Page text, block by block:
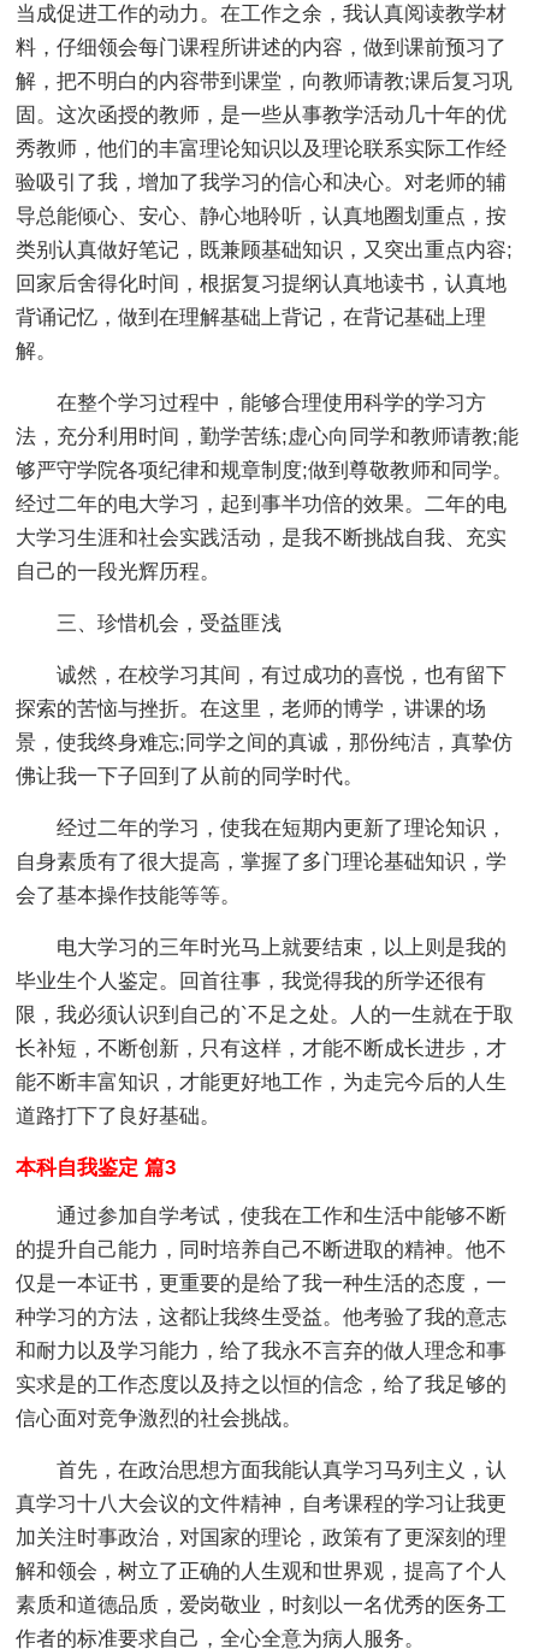
当成促进工作的动力。在工作之余，我认真阅读教学材
料，仔细领会每门课程所讲述的内容，做到课前预习了
解，把不明白的内容带到课堂，向教师请教;课后复习巩
固。这次函授的教师，是一些从事教学活动几十年的优
秀教师，他们的丰富理论知识以及理论联系实际工作经
验吸引了我，增加了我学习的信心和决心。对老师的辅
导总能倾心、安心、静心地聆听，认真地圈划重点，按
类别认真做好笔记，既兼顾基础知识，又突出重点内容;
回家后舍得化时间，根据复习提纲认真地读书，认真地
背诵记忆，做到在理解基础上背记，在背记基础上理
解。
在整个学习过程中，能够合理使用科学的学习方
法，充分利用时间，勤学苦练;虚心向同学和教师请教;能
够严守学院各项纪律和规章制度;做到尊敬教师和同学。
经过二年的电大学习，起到事半功倍的效果。二年的电
大学习生涯和社会实践活动，是我不断挑战自我、充实
自己的一段光辉历程。
三、珍惜机会，受益匪浅
诚然，在校学习其间，有过成功的喜悦，也有留下
探索的苦恼与挫折。在这里，老师的博学，讲课的场
景，使我终身难忘;同学之间的真诚，那份纯洁，真挚仿
佛让我一下子回到了从前的同学时代。
经过二年的学习，使我在短期内更新了理论知识，
自身素质有了很大提高，掌握了多门理论基础知识，学
会了基本操作技能等等。
电大学习的三年时光马上就要结束，以上则是我的
毕业生个人鉴定。回首往事，我觉得我的所学还很有
限，我必须认识到自己的`不足之处。人的一生就在于取
长补短，不断创新，只有这样，才能不断成长进步，才
能不断丰富知识，才能更好地工作，为走完今后的人生
道路打下了良好基础。
本科自我鉴定 篇3
通过参加自学考试，使我在工作和生活中能够不断
的提升自己能力，同时培养自己不断进取的精神。他不
仅是一本证书，更重要的是给了我一种生活的态度，一
种学习的方法，这都让我终生受益。他考验了我的意志
和耐力以及学习能力，给了我永不言弃的做人理念和事
实求是的工作态度以及持之以恒的信念，给了我足够的
信心面对竞争激烈的社会挑战。
首先，在政治思想方面我能认真学习马列主义，认
真学习十八大会议的文件精神，自考课程的学习让我更
加关注时事政治，对国家的理论，政策有了更深刻的理
解和领会，树立了正确的人生观和世界观，提高了个人
素质和道德品质，爱岗敬业，时刻以一名优秀的医务工
作者的标准要求自己，全心全意为病人服务。